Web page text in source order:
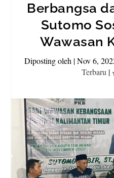
Berbangsa
Sutomo
Wawasan
Diposting oleh |Nov 6,
Terbaru |